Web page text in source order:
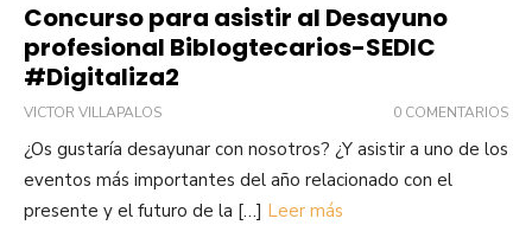
Concurso para asistir al Desayuno
profesional Biblogtecarios-SEDIC
#Digitaliza2
VICTOR VILLAPALOS 0 COMENTARIOS
¿Os gustaría desayunar con nosotros? ¿Y asistir a uno de los
eventos más importantes del año relacionado con el
presente y el futuro de la […] Leer más